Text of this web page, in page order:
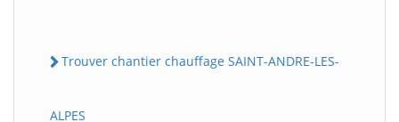
Trouver chantier chauffage SAINT-ANDRE-LES-
ALPES